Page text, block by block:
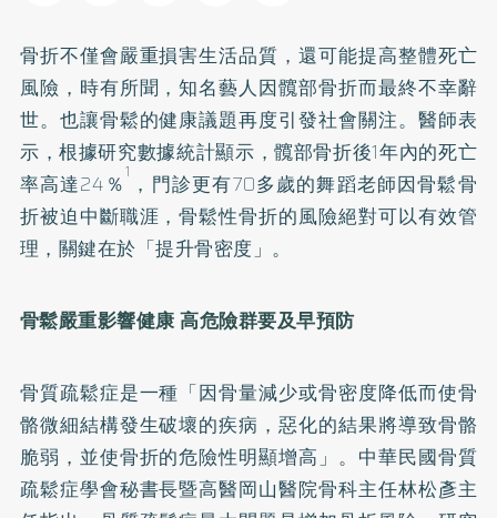
骨折不僅會嚴重損害生活品質，還可能提高整體死亡
風險，時有所聞，知名藝人因髖部骨折而最終不幸辭
世。也讓骨鬆的健康議題再度引發社會關注。醫師表
示，根據研究數據統計顯示，髖部骨折後1年內的死亡
率高達24％1 ，門診更有70多歲的舞蹈老師因骨鬆骨
折被迫中斷職涯，骨鬆性骨折的風險絕對可以有效管
理，關鍵在於「提升骨密度」。
骨鬆嚴重影響健康 高危險群要及早預防
骨質疏鬆症是一種「因骨量減少或骨密度降低而使骨
骼微細結構發生破壞的疾病，惡化的結果將導致骨骼
脆弱，並使骨折的危險性明顯增高」。中華民國骨質
疏鬆症學會秘書長暨高醫岡山醫院骨科主任林松彥主